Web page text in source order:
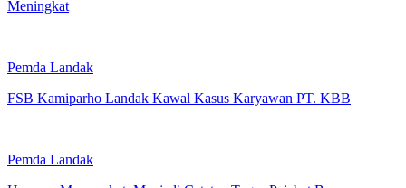
Meningkat
Pemda Landak
FSB Kamiparho Landak Kawal Kasus Karyawan PT. KBB
Pemda Landak